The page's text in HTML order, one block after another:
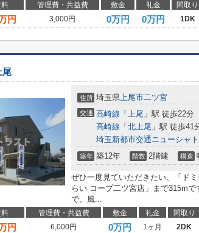
管理費・共益費 敷金 礼金 間取り
円 3,000円 0万円 0万円 1DK
尾
住所 埼玉県上尾市二ツ宮
交通 高崎線 「 上尾 」駅 徒歩22分
高崎線 「 北上尾 」駅 徒歩41
埼玉新都市交通ニューシャ
築年 築12年 階数 2階建 構造
ぜひ一度見ていただきたい、「ド
らい コープ二ツ宮店」まで315m
で、風...
管理費・共益費 敷金 礼金 間取り
円 6,000円 0万円 1ヶ月 2DK